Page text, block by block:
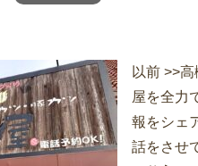
以前 >>
屋を全力
報をシェ
話をさせ